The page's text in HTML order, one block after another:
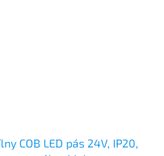
COB LED pás 24V, IP20,